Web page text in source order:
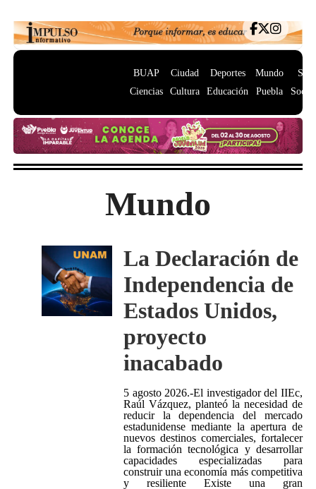
BUAP
Ciencias
Ciudad
Cultura
Deportes
Educación
Mundo
Puebla
Mundo
La Declaración de
Independencia de
Estados Unidos,
proyecto
inacabado
5 agosto 2026.-El investigador del IIEc,
Raúl Vázquez, planteó la necesidad de
reducir la dependencia del mercado
estadunidense mediante la apertura de
nuevos destinos comerciales, fortalecer
la formación tecnológica y desarrollar
capacidades especializadas para
construir una economía más competitiva
y resiliente Existe una gran